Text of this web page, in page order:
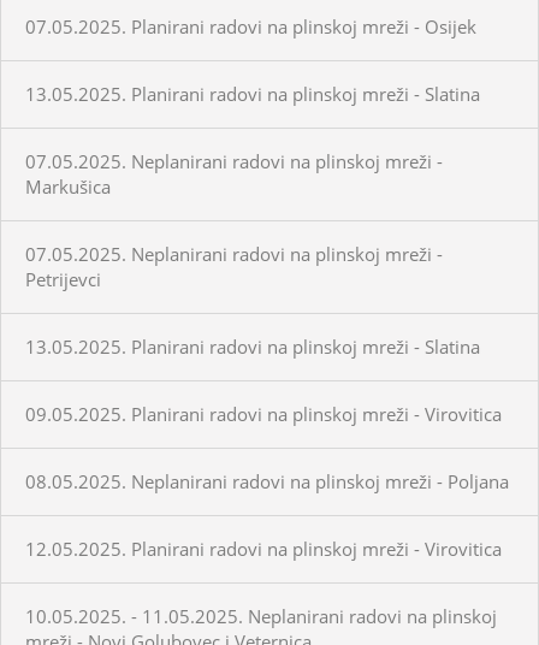
07.05.2025. Planirani radovi na plinskoj mreži - Osijek
13.05.2025. Planirani radovi na plinskoj mreži - Slatina
07.05.2025. Neplanirani radovi na plinskoj mreži -
Markušica
07.05.2025. Neplanirani radovi na plinskoj mreži -
Petrijevci
13.05.2025. Planirani radovi na plinskoj mreži - Slatina
09.05.2025. Planirani radovi na plinskoj mreži - Virovitica
08.05.2025. Neplanirani radovi na plinskoj mreži - Poljana
12.05.2025. Planirani radovi na plinskoj mreži - Virovitica
10.05.2025. - 11.05.2025. Neplanirani radovi na plinskoj